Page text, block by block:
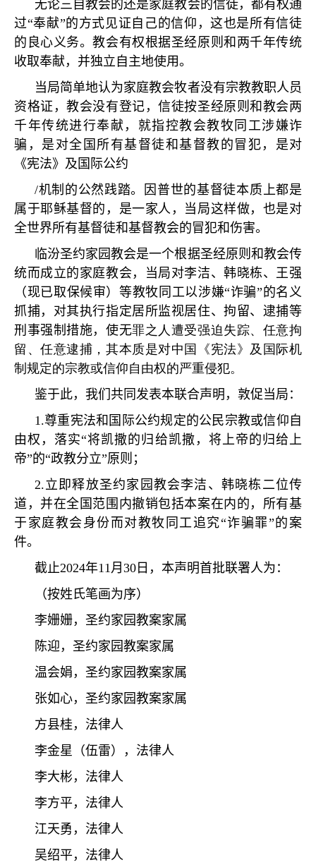
无论三自教会的还是家庭教会的信徒，都有权通
过“奉献”的方式见证自己的信仰，这也是所有信徒
的良心义务。教会有权根据圣经原则和两千年传统
收取奉献，并独立自主地使用。
当局简单地认为家庭教会牧者没有宗教教职人员
资格证，教会没有登记，信徒按圣经原则和教会两
千年传统进行奉献，就指控教会教牧同工涉嫌诈
骗，是对全国所有基督徒和基督教的冒犯，是对
《宪法》及国际公约
/机制的公然践踏。因普世的基督徒本质上都是
属于耶稣基督的，是一家人，当局这样做，也是对
全世界所有基督徒和基督教会的冒犯和伤害。
临汾圣约家园教会是一个根据圣经原则和教会传
统而成立的家庭教会，当局对李洁、韩晓栋、王强
（现已取保候审）等教牧同工以涉嫌“诈骗” 的名义
抓捕，对其执行指定居所监视居住、拘留、逮捕等
刑事强制措施，使无罪之人遭受强迫失踪、任意拘
留、任意逮捕，其本质是对中国《宪法》及国际机
制规定的宗教或信仰自由权的严重侵犯。
鉴于此，我们共同发表本联合声明，敦促当局：
1.尊重宪法和国际公约规定的公民宗教或信仰自
由权，落实“将凯撒的归给凯撒，将上帝的归给上
帝”的“政教分立”原则；
2.立即释放圣约家园教会李洁、韩晓栋二位传
道，并在全国范围内撤销包括本案在内的，所有基
于家庭教会身份而对教牧同工追究“诈骗罪” 的案
件。
截止2024年11月 30日，本声明首批联署人为：
（按姓氏笔画为序）
李姗姗，圣约家园教案家属
陈迎，圣约家园教案家属
温会娟，圣约家园教案家属
张如心，圣约家园教案家属
方县桂，法律人
李金星（伍雷），法律人
李大彬，法律人
李方平，法律人
江天勇，法律人
吴绍平，法律人